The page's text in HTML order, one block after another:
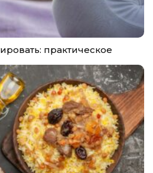
практическое